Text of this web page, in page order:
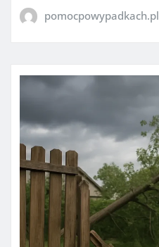
pomocpowypadkach.pl